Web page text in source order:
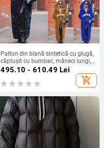
Palton din blană sintetică cu glugă,
căptușit cu bumbac, mâneci lungi,
stil urban
495.10 - 610.49 Lei
add_shopping_cart